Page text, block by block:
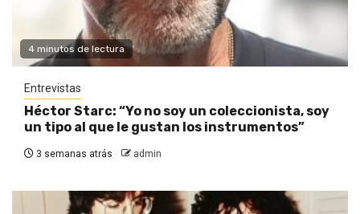
4 minutos de lectura
Entrevistas
Héctor Starc: “Yo no soy un coleccionista, soy
un tipo al que le gustan los instrumentos”
3 semanas atrás admin